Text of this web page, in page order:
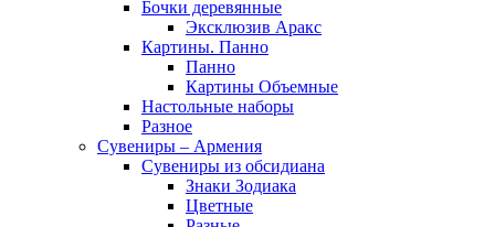
Бочки деревянные
Эксклюзив Аракс
Картины. Панно
Панно
Картины Объемные
Настольные наборы
Разное
Сувениры – Армения
Сувениры из обсидиана
Знаки Зодиака
Цветные